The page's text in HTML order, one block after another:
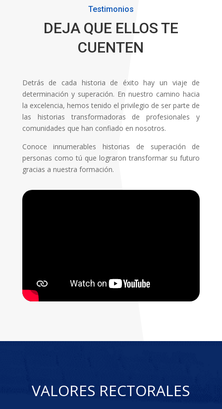
Testimonios
DEJA QUE ELLOS TE
CUENTEN
Detrás de cada historia de éxito hay un viaje de
determinación y superación. En nuestro camino hacia
la excelencia, hemos tenido el privilegio de ser parte de
las historias transformadoras de profesionales y
comunidades que han confiado en nosotros.
Conoce innumerables historias de superación de
personas como tú que lograron transformar su futuro
gracias a nuestra formación.
VALORES RECTORALES